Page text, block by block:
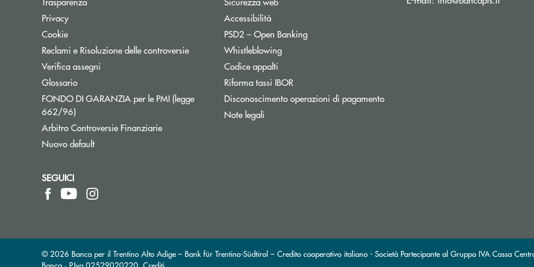
PrivacyApre una nuova finestra
Cookie
Reclami e Risoluzione delle controversie
Verifica assegni
GlossarioApre una nuova finestra
FONDO DI GARANZIA per le PMI (legge
662/96)Apre una nuova finestra
Arbitro Controversie FinanziarieApre una nuova finestra
Nuovo default
Accessibilità
PSD2 – Open BankingApre una nuova finestra
Whistleblowing
Codice appalti
Riforma tassi IBORApre una nuova finestra
Disconoscimento operazioni di pagamentoApre una nuova finestra
Note legali
SEGUICI
© 2026 Banca per il Trentino Alto Adige – Bank für Trentino-Südtirol – Credito cooperativo italiano - Società Partecipante al Gruppo IVA Cassa